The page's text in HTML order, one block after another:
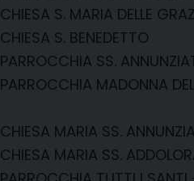
CHIESA S. MARIA DELLE
CHIESA S. BENEDETTO
PARROCCHIA SS.
PARROCCHIA MADONNA
CHIESA MARIA SS.
CHIESA MARIA SS.